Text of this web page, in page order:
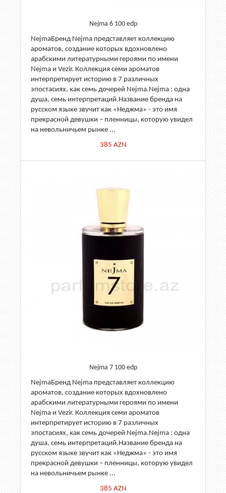
Nejma 6 100 edp
NejmaБренд Nejma представляет коллекцию
ароматов, создание которых вдохновлено
арабскими литературными героями по имени
Nejma и Vezir. Коллекция семи ароматов
интерпретирует историю в 7 различных
эпостасиях, как семь дочерей Nejma.Nejma : одна
душа, семь интерпретаций.Название бренда на
русском языке звучит как «Неджма» - это имя
прекрасной девушки – пленницы, которую увидел
на невольничьем рынке ...
385 AZN
Nejma 7 100 edp
NejmaБренд Nejma представляет коллекцию
ароматов, создание которых вдохновлено
арабскими литературными героями по имени
Nejma и Vezir. Коллекция семи ароматов
интерпретирует историю в 7 различных
эпостасиях, как семь дочерей Nejma.Nejma : одна
душа, семь интерпретаций.Название бренда на
русском языке звучит как «Неджма» - это имя
прекрасной девушки – пленницы, которую увидел
на невольничьем рынке ...
385 AZN